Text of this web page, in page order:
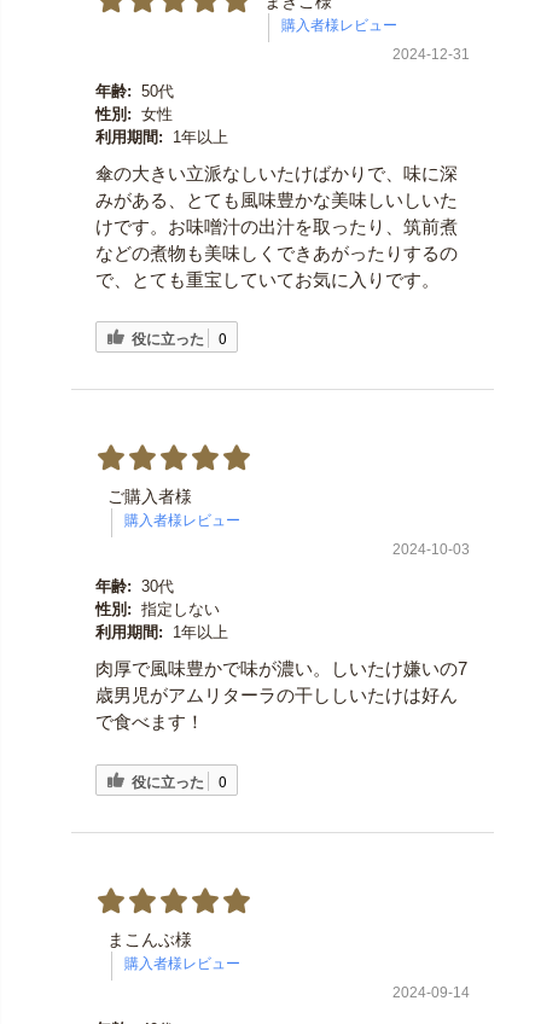
2024-12-31
年齢: 50代
性別: 女性
利用期間:
1年以上
傘の大きい立派なしいたけばかりで、味に深
みがある、とても風味豊かな美味しいしいた
けです。お味噌汁の出汁を取ったり、筑前煮
などの煮物も美味しくできあがったりするの
で、とても重宝していてお気に入りです。
役に立った 0
ご購入者様
2024-10-03
年齢: 30代
性別: 指定しない
利用期間:
1年以上
肉厚で風味豊かで味が濃い。しいたけ嫌いの7
歳男児がアムリターラの干ししいたけは好ん
で食べます！
役に立った 0
まこんぶ様
2024-09-14